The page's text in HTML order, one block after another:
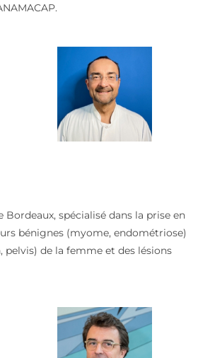
Bordeaux, spécialisé dans la prise en
bénignes (myome, endométriose)
pelvis) de la femme et des lésions